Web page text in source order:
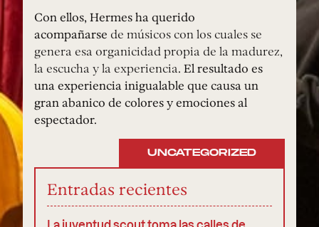
Con ellos, Hermes ha querido
acompañarse de músicos con los cuales se
genera esa organicidad propia de la madurez,
la escucha y la experiencia. El resultado es
una experiencia inigualable que causa un
gran abanico de colores y emociones al
espectador.
UNCATEGORIZED
Entradas recientes